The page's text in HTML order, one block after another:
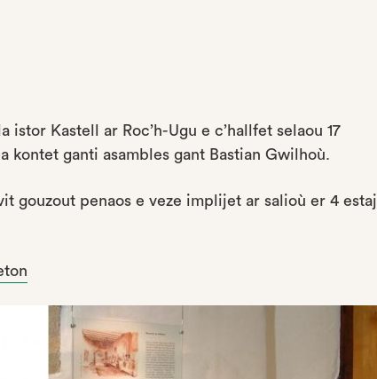
Kastell ar Roc’h-Ugu e c’hallfet selaou 17
kontet ganti asambles gant Bastian Gwilhoù.
gouzout penaos e veze implijet ar salioù er 4 estaj